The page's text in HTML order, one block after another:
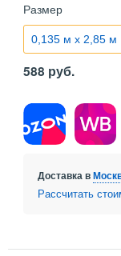
Размер
0,135 м х 2,85 м
588 руб.
Доставка в
Рассчитать